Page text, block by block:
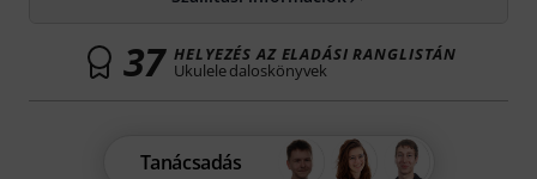
37 HELYEZÉS AZ ELADÁSI RANGLISTÁN
Ukulele daloskönyvek
Tanácsadás